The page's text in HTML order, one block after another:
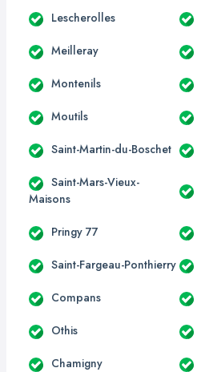
Lescherolles
Meilleray
Montenils
Moutils
Saint-Martin-du-Boschet
Saint-Mars-Vieux-
Maisons
Pringy 77
Saint-Fargeau-Ponthierry
Compans
Othis
Chamigny